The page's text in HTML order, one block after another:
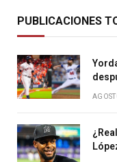
PUBLICACIONES